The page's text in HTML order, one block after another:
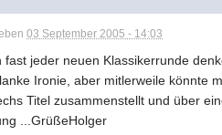
03 September 2005 - 14:03
fast jeder neuen Klassikerrunde
Ironie, aber mitlerweile könnte
Titel zusammenstellt und über
...GrüßeHolger